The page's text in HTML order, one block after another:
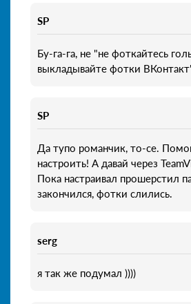
SP
Бу-га-га, не "не фоткайтесь
выкладывайте фотки
SP
Да тупо романчик, то-се.
настроить! А давай через
Пока настраивал прошерстил
закончился, фотки слились.
serg
я так же подумал ))))